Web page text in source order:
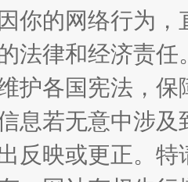
词
魏明亮
你的网络行为
法律和经济责
护各国宪法，
息若无意中涉
反映或更正。